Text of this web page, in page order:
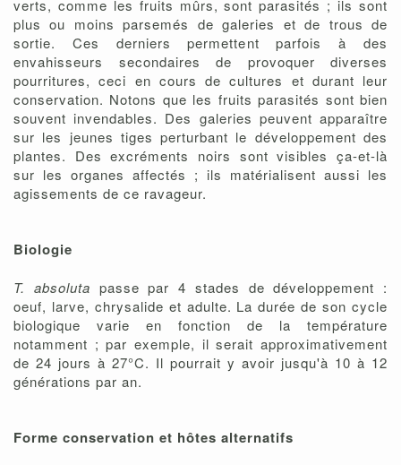
verts, comme les fruits mûrs, sont parasités ; ils sont
plus ou moins parsemés de galeries et de trous de
sortie. Ces derniers permettent parfois à des
envahisseurs secondaires de provoquer diverses
pourritures, ceci en cours de cultures et durant leur
conservation. Notons que les fruits parasités sont bien
souvent invendables. Des galeries peuvent apparaître
sur les jeunes tiges perturbant le développement des
plantes. Des excréments noirs sont visibles ça-et-là
sur les organes affectés ; ils matérialisent aussi les
agissements de ce ravageur.
Biologie
T. absoluta passe par 4 stades de développement :
oeuf, larve, chrysalide et adulte. La durée de son cycle
biologique varie en fonction de la température
notamment ; par exemple, il serait approximativement
de 24 jours à 27°C. Il pourrait y avoir jusqu'à 10 à 12
générations par an.
Forme conservation et hôtes alternatifs